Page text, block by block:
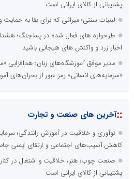
پشتیبانی از کالای ایرانی است
لبنیات سنتی؛ میراثی که برای بقا به حمایت
طرحواره های فعال شده در پساجنگ؛
اخبار زرد و واکنش های هیجانی باشید
مدیر موفق آموزشگاه‌های زبان: هم‌افزایی
«سرمایه‌های انسانی» رمز عبور از بحران‌های
::آخرین های صنعت و تجارت
نوآوری و خلاقیت در آموزش رانندگی؛
کاهش آسیب‌های اجتماعی و ارتقای ایمنی
صنعت چوب؛ هنر، خلاقیت و اشتغال در کنار
پشتیبانی از کالای ایرانی است